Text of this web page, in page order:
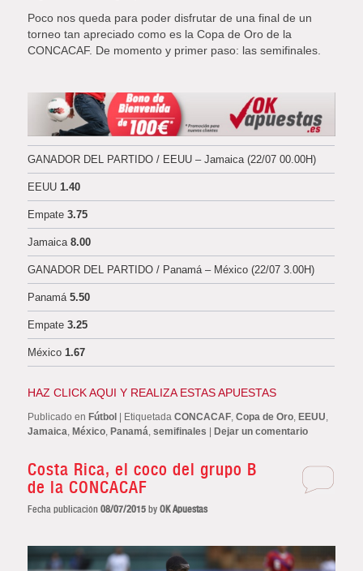
Poco nos queda para poder disfrutar de una final de un
torneo tan apreciado como es la Copa de Oro de la
CONCACAF. De momento y primer paso: las semifinales.
GANADOR DEL PARTIDO / EEUU – Jamaica (22/07 00.00H)
EEUU 1.40
Empate3.75
Jamaica8.00
GANADOR DEL PARTIDO / Panamá – México (22/07 3.00H)
Panamá5.50
Empate3.25
México1.67
HAZ CLICK AQUI Y REALIZA ESTAS APUESTAS
Publicado en Fútbol | Etiquetada CONCACAF ,Copa de Oro ,EEUU
Jamaica ,México ,Panamá ,semifinales |Dejar un comentario
Costa Rica, el coco del grupo B
de la CONCACAF
Fecha publicación08/07/2015 byOK Apuestas